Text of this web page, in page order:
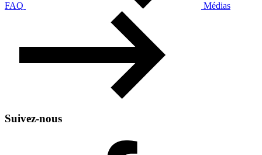
FAQ Médias
Suivez-nous